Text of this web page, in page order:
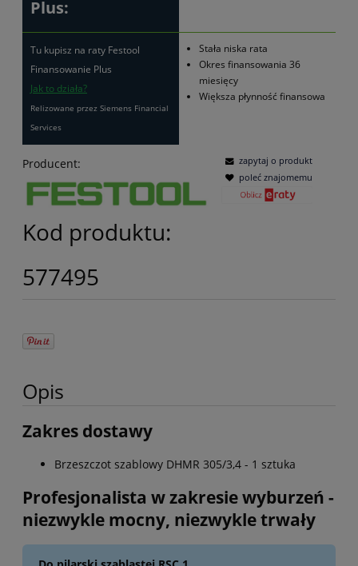
Plus:
Tu kupisz na raty Festool
Finansowanie Plus
Jak to działa?
Relizowane przez Siemens Financial
Services
Stała niska rata
Okres finansowania 36
miesięcy
Większa płynność finansowa
Producent:
Kod produktu:
577495
zapytaj o produkt
poleć znajomemu
Opis
Zakres dostawy
Brzeszczot szablowy DHMR 305/3,4 - 1 sztuka
Profesjonalista w zakresie wyburzeń -
niezwykle mocny, niezwykle trwały